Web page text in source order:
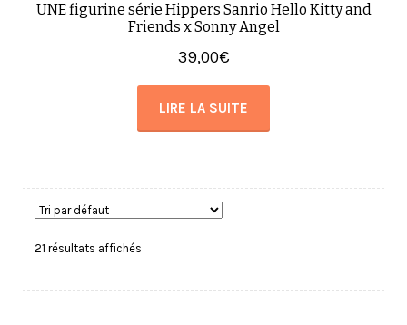
UNE figurine série Hippers Sanrio Hello Kitty and
Friends x Sonny Angel
39,00€
LIRE LA SUITE
21 résultats affichés